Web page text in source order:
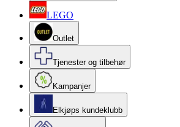
LEGO
Outlet
Tjenester og tilbehør
Kampanjer
Elkjøps kundeklubb